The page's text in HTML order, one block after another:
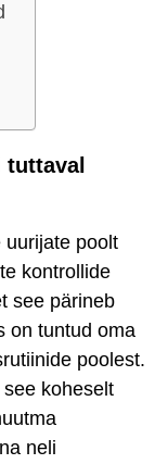
uurijate poolt
kontrollide
see pärineb
on tuntud oma
poolest.
koheselt
neli